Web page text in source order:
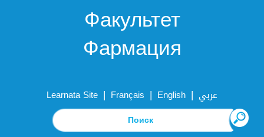
Факультет
Фармация
Learnata Site | Français | English | عربي